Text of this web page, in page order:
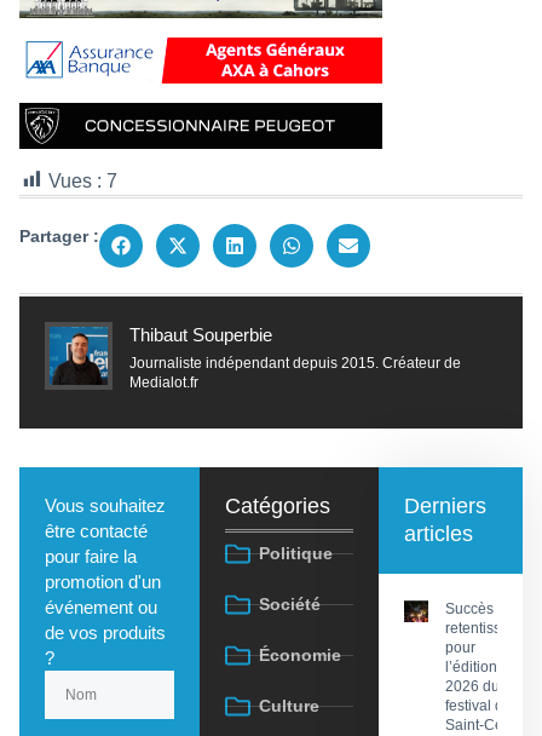
Vues : 7
Partager :
Thibaut Souperbie
Journaliste indépendant depuis 2015. Créateur de
Medialot.fr
Vous souhaitez
être contacté
pour faire la
promotion d'un
événement ou
de vos produits
?
Catégories
Politique
Société
Économie
Culture
Derniers
articles
Succès
retentissant
pour
l’édition
2026 du
festival de
Saint-Céré